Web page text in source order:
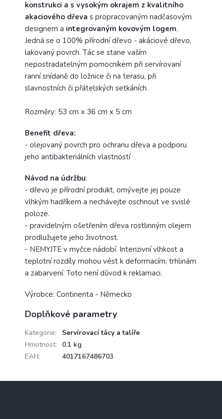
konstrukci a s vysokým okrajem z kvalitního
akaciového dřeva s propracovaným nadčasovým
designem a integrovaným kovovým logem.
Jedná se o 100% přírodní dřevo - akáciové dřevo,
lakovaný povrch. Tác se stane vaším
nepostradatelným pomocníkem při servírovaní
ranní snídaně do ložnice či na terasu, při
slavnostních či přátelských setkáních.
Rozměry: 53 cm x 36 cm x 5 cm
Benefit dřeva:
- olejovaný povrch pro ochranu dřeva a podporu
jeho antibakteriálních vlastností
Návod na údržbu:
- dřevo je přírodní produkt, omývejte jej pouze
vlhkým hadříkem a nechávejte oschnout ve svislé
poloze.
- pravidelným ošetřením dřeva rostlinným olejem
prodlužujete jeho životnost.
- NEMYJTE v myčce nádobí. Intenzivní vlhkost a
teplotní rozdíly mohou vést k deformacím, trhlinám
a zabarvení. Toto není důvod k reklamaci.
Výrobce: Continenta - Německo
Doplňkové parametry
Kategorie:
Servírovací tácy a talíře
Hmotnost:
0.1 kg
EAN: 4017167486703
Z